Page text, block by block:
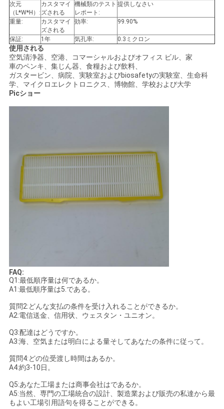
し
な
さ
い
ニ
図
PRIVACY
POLICY
次元
（L*W*H）:
カスタマイ
ズされる
機械類のテスト
レポート:
提供しなさい
重量:
カスタマイ
ズされる
効率: 99.90%
保証: 1年 気孔率: 0.3ミクロン
使用される
空気清浄器、空港、コマーシャルおよびオフィス ビル、家
車のペンキ、集じん器、食糧および飲料、
ガスタービン、病院、実験室およびbiosafetyの実験室、生命科
学、マイクロエレクトロニクス、博物館、学校および大学
Picショー
FAQ:
Q1:最低順序量は何であるか。
A1:最低順序量は5.である。
質問2:どんな支払の条件を受け入れることができるか。
A2:電信送金、信用状、ウェスタン・ユニオン。
Q3:配達はどうですか。
A3:海、空気または明白による量そしてあなたの条件に従って。
質問4:どの位受渡し時間はあるか。
A4:約3-10日。
Q5:あなた工場または商事会社はであるか。
A5:当然、専門の工場統合の設計、製造業および販売の私達から最
もよい工場引用語句を得ることができる。